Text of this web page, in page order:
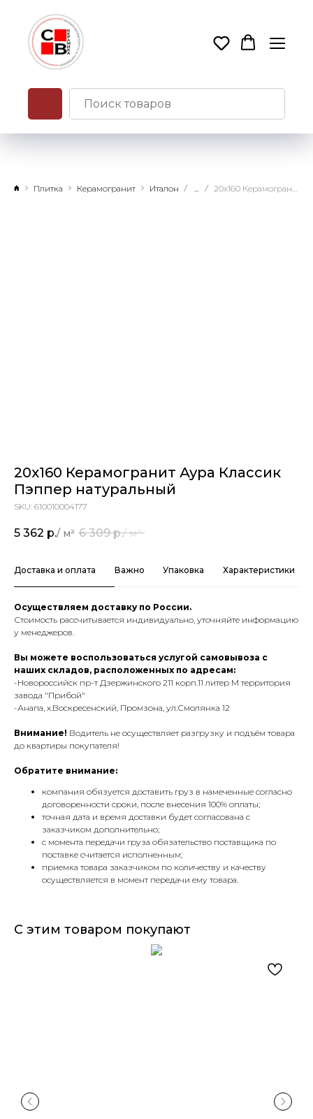
Плитка Керамогранит Италон
20х160 Керамогранит Аура Классик
Пэппер натуральный
SKU: 610010004177
5 362 р. 6 309 р.
Доставка и оплата Важно Упаковка Характеристики
Осуществляем доставку по России.
Стоимость рассчитывается индивидуально, уточняйте информацию
у менеджеров.
Вы можете воспользоваться услугой самовывоза с
наших складов, расположенных по адресам:
-Новороссийск пр-т Дзержинского 211 корп.11 литер М территория
завода "Прибой"
-Анапа, х.Воскресенский, Промзона, ул.Смолянка 12
Внимание! Водитель не осуществляет разгрузку и подъём товара
до квартиры покупателя!
Обратите внимание:
компания обязуется доставить груз в намеченные согласно
договоренности сроки, после внесения 100% оплаты;
точная дата и время доставки будет согласована с
заказчиком дополнительно;
с момента передачи груза обязательство поставщика по
поставке считается исполненным;
приемка товара заказчиком по количеству и качеству
осуществляется в момент передачи ему товара.
С этим товаром покупают